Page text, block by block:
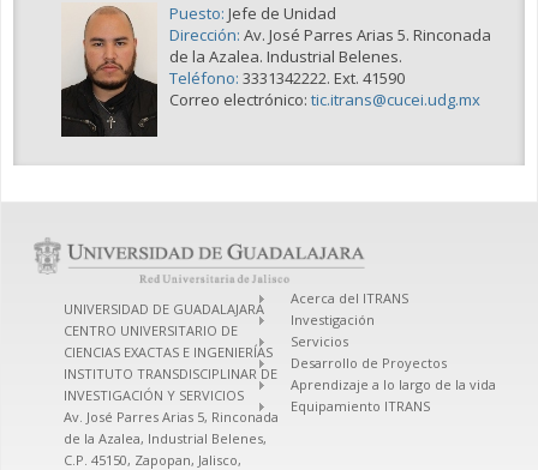
Puesto: Jefe de Unidad
Dirección: Av. José Parres Arias 5. Rinconada
de la Azalea. Industrial Belenes.
Teléfono: 3331342222. Ext. 41590
Correo electrónico: tic.itrans@cucei.udg.mx
UNIVERSIDAD DE GUADALAJARA
CENTRO UNIVERSITARIO DE
CIENCIAS EXACTAS E INGENIERÍAS
INSTITUTO TRANSDISCIPLINAR DE
INVESTIGACIÓN Y SERVICIOS
Av. José Parres Arias 5, Rinconada
de la Azalea, Industrial Belenes,
C.P. 45150, Zapopan, Jalisco,
Acerca del ITRANS
Investigación
Servicios
Desarrollo de Proyectos
Aprendizaje a lo largo de la vida
Equipamiento ITRANS